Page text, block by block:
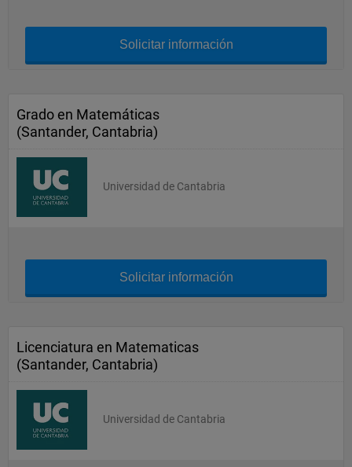
Solicitar información
Grado en Matemáticas
(Santander, Cantabria)
Universidad de Cantabria
Solicitar información
Licenciatura en Matematicas
(Santander, Cantabria)
Universidad de Cantabria